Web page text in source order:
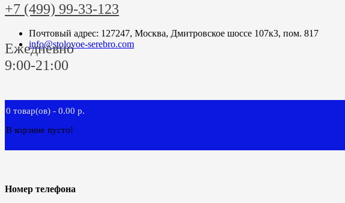
+7 (499) 99-33-123
Почтовый адрес: 127247, Москва, Дмитровское шоссе 107к3, пом. 817
info@stolovoe-serebro.com
Ежедневно
9:00-21:00
0 товар(ов) - 0.00 р.
В корзине пусто!
Номер телефона